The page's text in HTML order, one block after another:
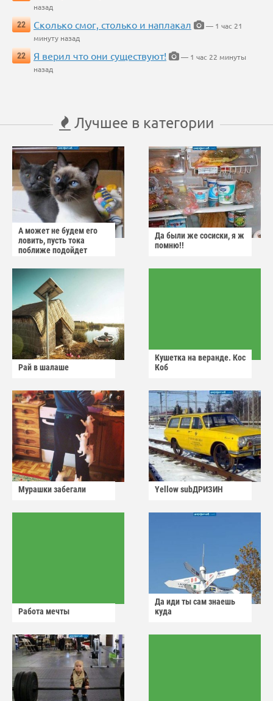
назад
22
Сколько смог, столько и наплакал
— 1 час 21
минуту назад
22
Я верил что они существуют!
— 1 час 22 минуты
назад
Лучшее в категории
А может не будем его
ловить, пусть тока
поближе подойдет
Да были же сосиски, я ж
помню!!
Рай в шалаше
Кушетка на веранде. Кос
Коб
Мурашки забегали Yellow subДРИЗИН
Работа мечты
Да иди ты сам знаешь
куда